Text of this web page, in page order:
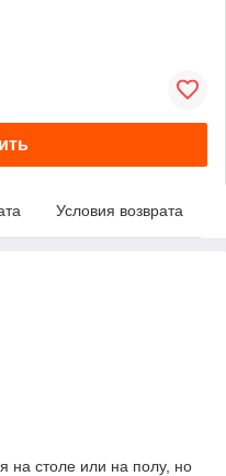
Условия возврата
на столе или на полу, но